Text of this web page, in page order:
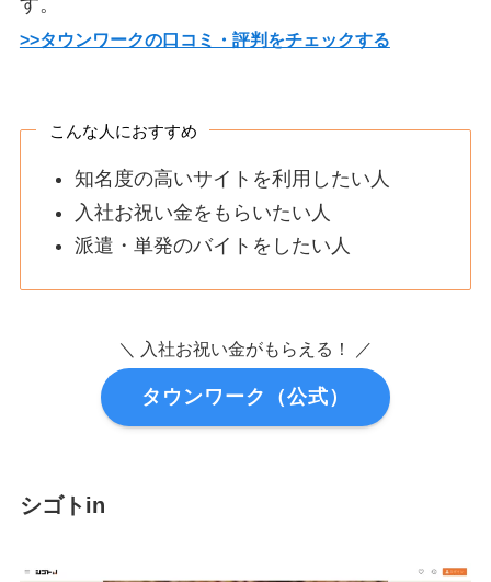
す。
>>タウンワークの口コミ・評判をチェックする
こんな人におすすめ
知名度の高いサイトを利用したい人
入社お祝い金をもらいたい人
派遣・単発のバイトをしたい人
＼ 入社お祝い金がもらえる！ ／
タウンワーク（公式）
シゴトin